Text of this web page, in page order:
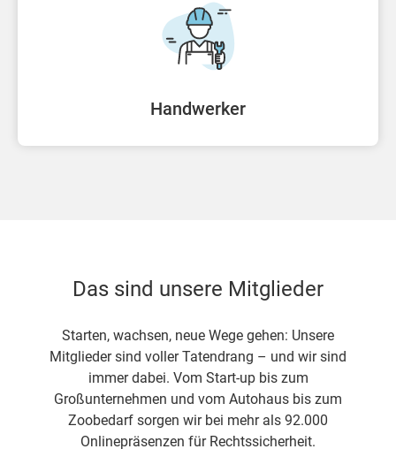
Handwerker
Das sind unsere Mitglieder
Starten, wachsen, neue Wege gehen: Unsere
Mitglieder sind voller Tatendrang – und wir sind
immer dabei. Vom Start-up bis zum
Großunternehmen und vom Autohaus bis zum
Zoobedarf sorgen wir bei mehr als 92.000
Onlinepräsenzen für Rechtssicherheit.